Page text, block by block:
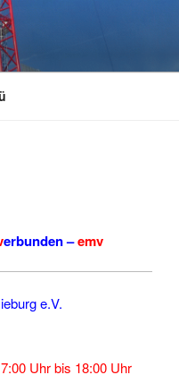
erbunden –emv
e.V.
Uhr bis 18:00 Uhr